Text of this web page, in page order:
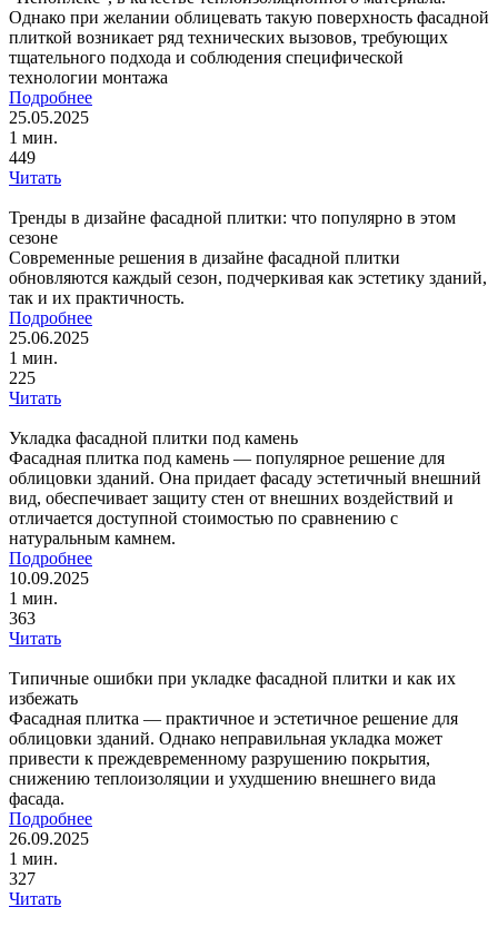
Однако при желании облицевать такую поверхность фасадной
плиткой возникает ряд технических вызовов, требующих
тщательного подхода и соблюдения специфической
технологии монтажа
Подробнее
25.05.2025
1 мин.
449
Читать
Тренды в дизайне фасадной плитки: что популярно в этом
сезоне
Современные решения в дизайне фасадной плитки
обновляются каждый сезон, подчеркивая как эстетику зданий,
так и их практичность.
Подробнее
25.06.2025
1 мин.
225
Читать
Укладка фасадной плитки под камень
Фасадная плитка под камень — популярное решение для
облицовки зданий. Она придает фасаду эстетичный внешний
вид, обеспечивает защиту стен от внешних воздействий и
отличается доступной стоимостью по сравнению с
натуральным камнем.
Подробнее
10.09.2025
1 мин.
363
Читать
Типичные ошибки при укладке фасадной плитки и как их
избежать
Фасадная плитка — практичное и эстетичное решение для
облицовки зданий. Однако неправильная укладка может
привести к преждевременному разрушению покрытия,
снижению теплоизоляции и ухудшению внешнего вида
фасада.
Подробнее
26.09.2025
1 мин.
327
Читать